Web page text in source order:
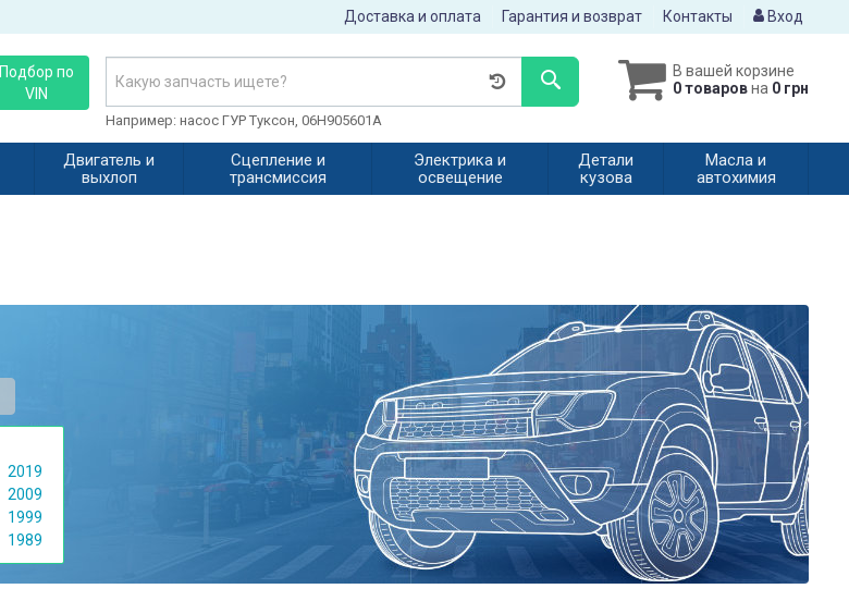
Доставка и оплата Гарантия и возврат Контакты Вход
Подбор по
VIN
В вашей корзине
0 товаровна 0 грн
Например: насос ГУР Туксон, 06H905601A
Двигатель и
выхлоп
Сцепление и
трансмиссия
Электрика и
освещение
Детали
кузова
Масла и
автохимия
2019
2009
1999
1989